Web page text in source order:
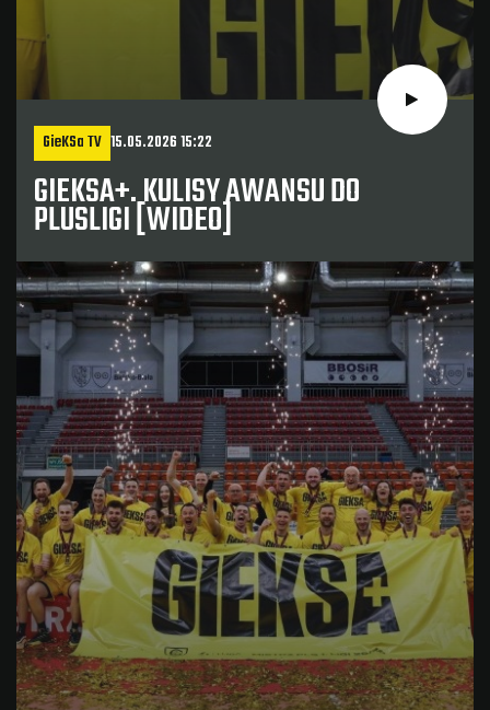
GieKSa TV 15.05.2026 15:22
GIEKSA+. KULISY AWANSU DO
PLUSLIGI [WIDEO]